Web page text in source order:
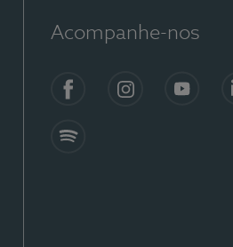
Acompanhe-nos